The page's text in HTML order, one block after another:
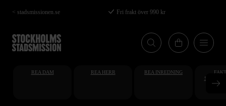
Hoppa
till
huvudinnehåll
< stadsmissionen.se Fri frakt över 990 kr
REA DAM REA HERR REA INREDNING